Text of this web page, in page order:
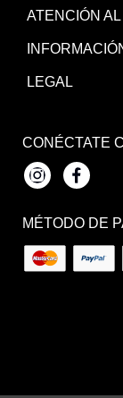
ATENCIÓN
LEGAL
CONÉCTATE
InstagramFacebook
MÉTODO DE